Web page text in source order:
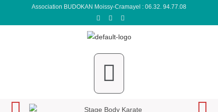
Association BUDOKAN Moissy-Cramayel : 06.32. 94.77.08